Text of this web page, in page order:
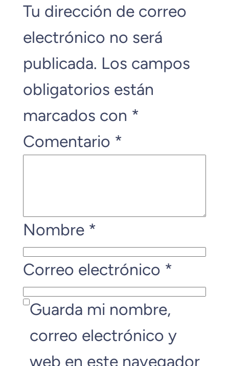
Tu dirección de correo
electrónico no será
publicada. Los campos
obligatorios están
marcados con *
Comentario *
Nombre *
Correo electrónico *
Guarda mi nombre,
correo electrónico y
web en este navegador